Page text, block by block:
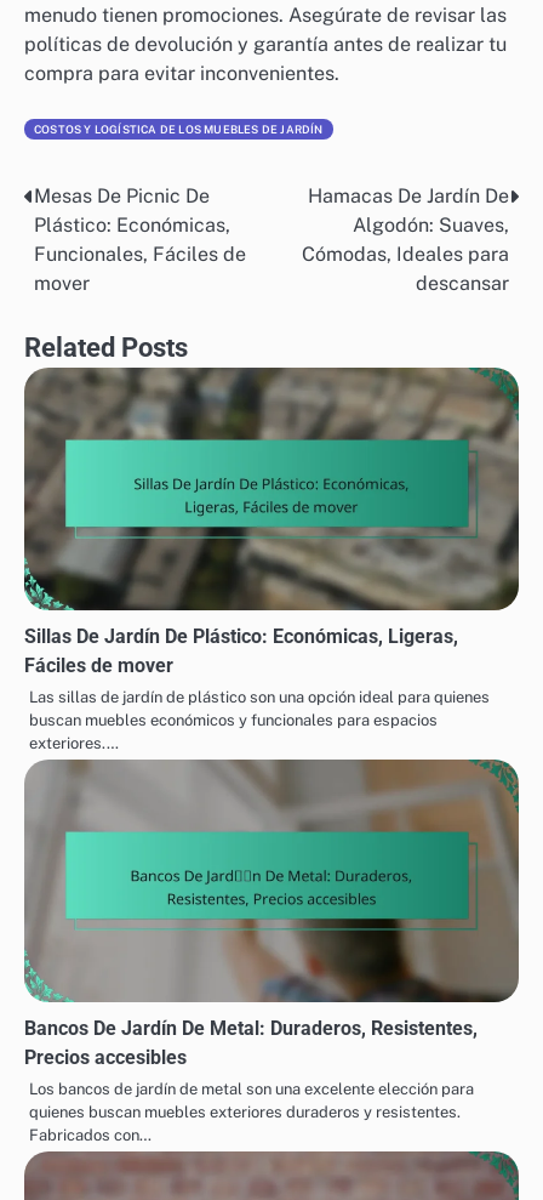
menudo tienen promociones. Asegúrate de revisar las
políticas de devolución y garantía antes de realizar tu
compra para evitar inconvenientes.
COSTOS Y LOGÍSTICA DE LOS MUEBLES DE JARDÍN
Post
navigation
Mesas De Picnic De
Plástico: Económicas,
Funcionales, Fáciles de
mover
Hamacas De Jardín De
Algodón: Suaves,
Cómodas, Ideales para
descansar
Related Posts
Sillas De Jardín De Plástico: Económicas, Ligeras,
Fáciles de mover
Las sillas de jardín de plástico son una opción ideal para quienes
buscan muebles económicos y funcionales para espacios
exteriores.…
Bancos De Jardín De Metal: Duraderos, Resistentes,
Precios accesibles
Los bancos de jardín de metal son una excelente elección para
quienes buscan muebles exteriores duraderos y resistentes.
Fabricados con…